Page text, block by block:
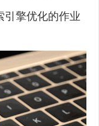
引擎优化的作业